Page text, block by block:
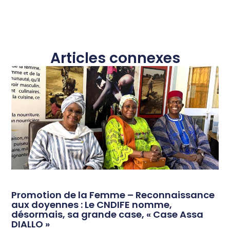
Articles connexes
Promotion de la Femme – Reconnaissance
aux doyennes : Le CNDIFE nomme,
désormais, sa grande case, « Case Assa
DIALLO »